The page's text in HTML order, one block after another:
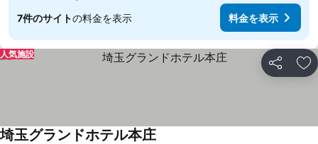
7件のサイトの料金を表示 料金を表示
シェア お
人気施設
埼玉グランドホテル本庄